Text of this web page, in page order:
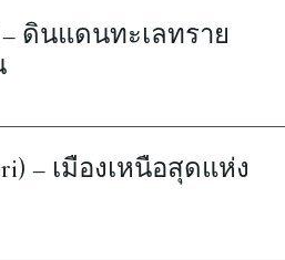
ดินแดนทะเลทราย
– เมืองเหนือสุดแห่ง